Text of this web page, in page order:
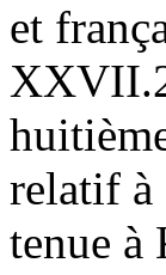
et
relatif à
tenue à